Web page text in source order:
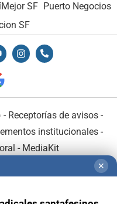
SF Puerto Negocios
SF
- Receptorías de avisos -
institucionales-
- MediaKit
✕